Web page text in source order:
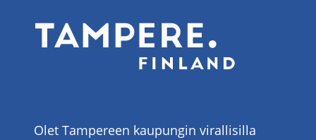
Olet Tampereen kaupungin virallisilla